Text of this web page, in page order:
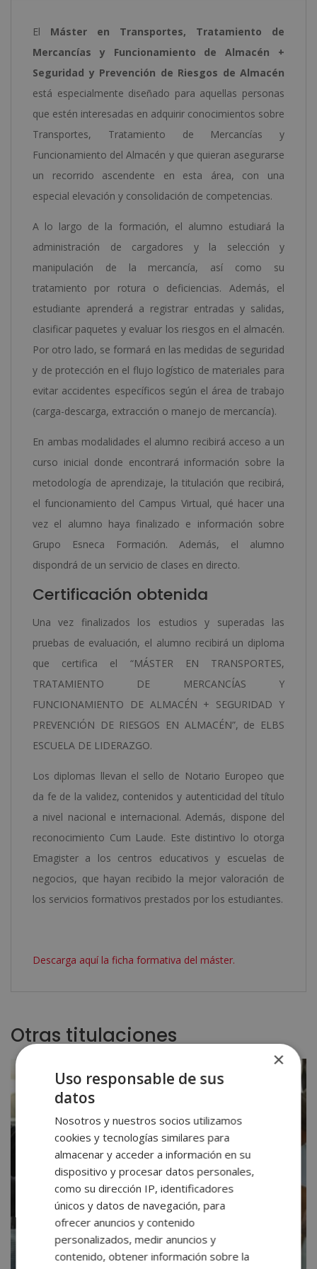
Riesgos
Almacén
cantidad
El Máster en Transportes, Tratamiento de
Mercancías y Funcionamiento de Almacén +
Seguridad y Prevención de Riesgos de Almacén
está especialmente diseñado para aquellas personas
que estén interesadas en adquirir conocimientos sobre
Transportes, Tratamiento de Mercancías y
Funcionamiento del Almacén y que quieran asegurarse
un recorrido ascendente en esta área, con una
especial elevación y consolidación de competencias.
A lo largo de la formación, el alumno estudiará la
administración de cargadores y la selección y
manipulación de la mercancía, así como su
tratamiento por rotura o deficiencias. Además, el
estudiante aprenderá a registrar entradas y salidas,
clasificar paquetes y evaluar los riesgos en el almacén.
Por otro lado, se formará en las medidas de seguridad
y de protección en el flujo logístico de materiales para
evitar accidentes específicos según el área de trabajo
(carga-descarga, extracción o manejo de mercancía).
En ambas modalidades el alumno recibirá acceso a un
curso inicial donde encontrará información sobre la
metodología de aprendizaje, la titulación que recibirá,
el funcionamiento del Campus Virtual, qué hacer una
vez el alumno haya finalizado e información sobre
Grupo Esneca Formación. Además, el alumno
dispondrá de un servicio de clases en directo.
Certificación obtenida
Una vez finalizados los estudios y superadas las
pruebas de evaluación, el alumno recibirá un diploma
que certifica el “MÁSTER EN TRANSPORTES,
TRATAMIENTO DE MERCANCÍAS Y
FUNCIONAMIENTO DE ALMACÉN + SEGURIDAD Y
PREVENCIÓN DE RIESGOS EN ALMACÉN”, de ELBS
ESCUELA DE LIDERAZGO.
Los diplomas llevan el sello de Notario Europeo que
da fe de la validez, contenidos y autenticidad del título
a nivel nacional e internacional. Además, dispone del
reconocimiento Cum Laude. Este distintivo lo otorga
Emagister a los centros educativos y escuelas de
negocios, que hayan recibido la mejor valoración de
los servicios formativos prestados por los estudiantes.
Descarga aquí la ficha formativa del máster.
Otras titulaciones
×
Uso responsable de sus
datos
Nosotros y nuestros socios utilizamos
cookies y tecnologías similares para
almacenar y acceder a información en su
dispositivo y procesar datos personales,
como su dirección IP, identificadores
únicos y datos de navegación, para
ofrecer anuncios y contenido
personalizados, medir anuncios y
contenido, obtener información sobre la